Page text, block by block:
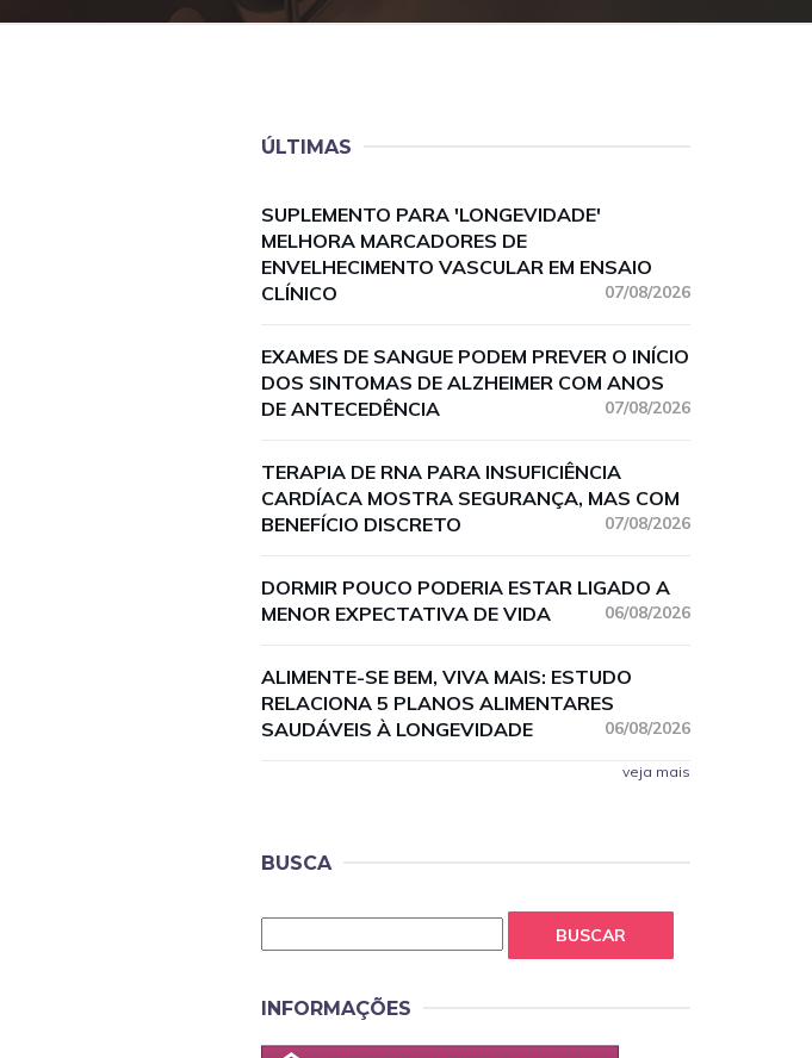
ÚLTIMAS
SUPLEMENTO PARA 'LONGEVIDADE'
MELHORA MARCADORES DE
ENVELHECIMENTO VASCULAR EM ENSAIO
CLÍNICO
07/08/2026
EXAMES DE SANGUE PODEM PREVER O INÍCIO
DOS SINTOMAS DE ALZHEIMER COM ANOS
DE ANTECEDÊNCIA
07/08/2026
TERAPIA DE RNA PARA INSUFICIÊNCIA
CARDÍACA MOSTRA SEGURANÇA, MAS COM
BENEFÍCIO DISCRETO
07/08/2026
DORMIR POUCO PODERIA ESTAR LIGADO A
MENOR EXPECTATIVA DE VIDA
06/08/2026
ALIMENTE-SE BEM, VIVA MAIS: ESTUDO
RELACIONA 5 PLANOS ALIMENTARES
SAUDÁVEIS À LONGEVIDADE
06/08/2026
veja mais
BUSCA
BUSCAR
INFORMAÇÕES